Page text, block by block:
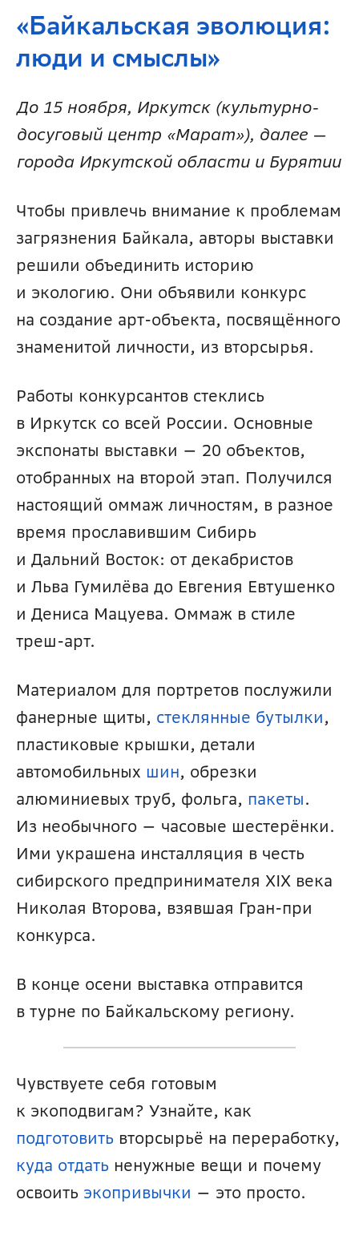
«Байкальская эволюция:
люди и смыслы»
До 15 ноября, Иркутск (культурно-
досуговый центр «Марат»), далее —
города Иркутской области и Бурятии
Чтобы привлечь внимание к проблемам
загрязнения Байкала, авторы выставки
решили объединить историю
и экологию. Они объявили конкурс
на создание арт-объекта, посвящённого
знаменитой личности, из вторсырья.
Работы конкурсантов стеклись
в Иркутск со всей России. Основные
экспонаты выставки — 20 объектов,
отобранных на второй этап. Получился
настоящий оммаж личностям, в разное
время прославившим Сибирь
и Дальний Восток: от декабристов
и Льва Гумилёва до Евгения Евтушенко
и Дениса Мацуева. Оммаж в стиле
треш-арт.
Материалом для портретов послужили
фанерные щиты, стеклянные бутылки,
пластиковые крышки, детали
автомобильных шин, обрезки
алюминиевых труб, фольга, пакеты.
Из необычного — часовые шестерёнки.
Ими украшена инсталляция в честь
сибирского предпринимателя XIX века
Николая Второва, взявшая Гран-при
конкурса.
В конце осени выставка отправится
в турне по Байкальскому региону.
Чувствуете себя готовым
подготовить
куда отдать ненужные вещи и почему
освоить экопривычки — это просто.